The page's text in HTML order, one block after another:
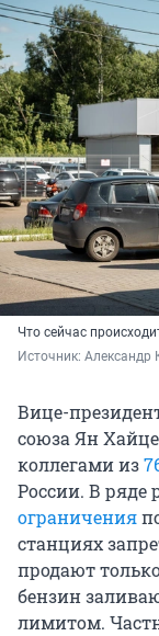
Что сейчас
Источник: Александр
Вице-
союза Ян
коллегами из
России. В ряде
ограничения
станциях
продают
бензин
лимитом.